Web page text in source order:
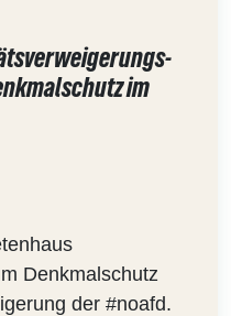
im
Denkmalschutz
der #noafd.